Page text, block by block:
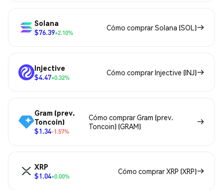
Solana
$76.39+2.10%
Cómo comprar Solana (SOL)
Injective
$4.47+0.32%
Cómo comprar Injective (INJ)
Gram (prev.
Toncoin)
$1.34-1.57%
Cómo comprar Gram (prev.
Toncoin) (GRAM)
XRP
$1.04+0.00%
Cómo comprar XRP (XRP)